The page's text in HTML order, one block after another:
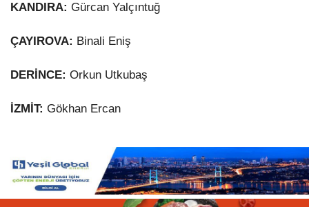
KANDIRA: Gürcan Yalçıntuğ
ÇAYIROVA: Binali Eniş
DERİNCE: Orkun Utkubaş
İZMİT: Gökhan Ercan